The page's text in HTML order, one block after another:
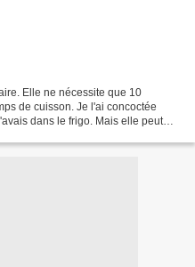
Elle ne nécessite que 10
de cuisson. Je l'ai concoctée
dans le frigo. Mais elle peut